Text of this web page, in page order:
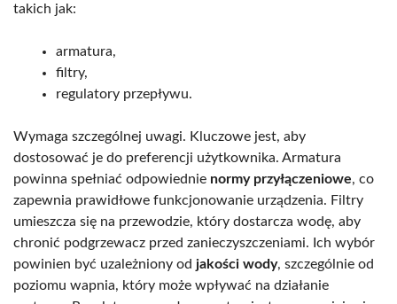
takich jak:
armatura,
filtry,
regulatory przepływu.
Wymaga szczególnej uwagi. Kluczowe jest, aby
dostosować je do preferencji użytkownika. Armatura
powinna spełniać odpowiednie normy przyłączeniowe, co
zapewnia prawidłowe funkcjonowanie urządzenia. Filtry
umieszcza się na przewodzie, który dostarcza wodę, aby
chronić podgrzewacz przed zanieczyszczeniami. Ich wybór
powinien być uzależniony od jakości wody, szczególnie od
poziomu wapnia, który może wpływać na działanie